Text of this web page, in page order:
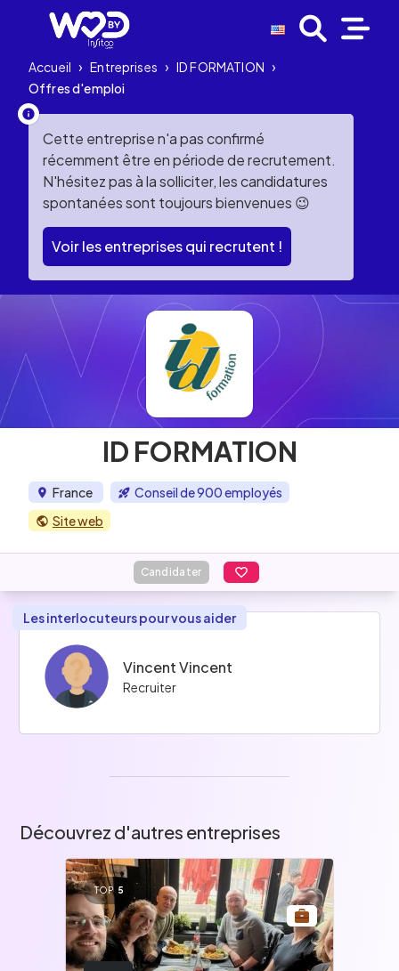
Accueil › Entreprises › ID FORMATION ›
Offres d'emploi
Cette entreprise n'a pas confirmé
récemment être en période de recrutement.
N'hésitez pas à la solliciter, les candidatures
spontanées sont toujours bienvenues 😉
Voir les entreprises qui recrutent !
ID FORMATION
France
Conseil de 900 employés
Site web
Candidater
Les interlocuteurs pour vous aider
Vincent Vincent
Recruiter
Découvrez d'autres entreprises
TOP 5